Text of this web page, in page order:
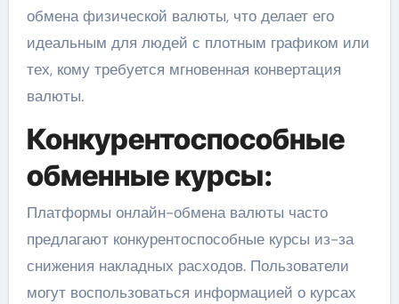
обмена физической валюты, что делает его
идеальным для людей с плотным графиком или
тех, кому требуется мгновенная конвертация
валюты.
Конкурентоспособные
обменные курсы:
Платформы онлайн-обмена валюты часто
предлагают конкурентоспособные курсы из-за
снижения накладных расходов. Пользователи
могут воспользоваться информацией о курсах